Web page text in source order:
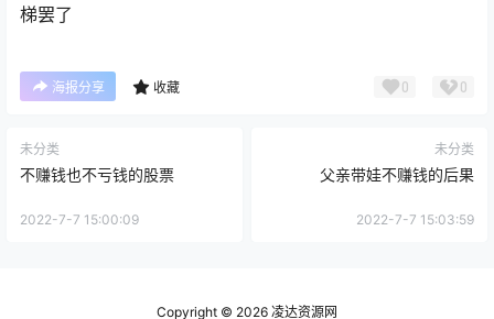
梯罢了
海报分享 收藏 0 0
未分类
不赚钱也不亏钱的股票
2022-7-7 15:00:09
未分类
父亲带娃不赚钱的后果
2022-7-7 15:03:59
Copyright © 2026 凌达资源网